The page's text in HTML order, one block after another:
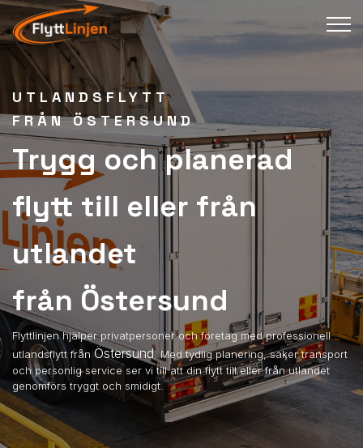
UTLANDSFLYTT
FRÅN ÖSTERSUND
Trygg och planerad
flytt till eller från
utlandet
från Östersund
Flyttlinjen hjälper privatpersoner och företag med professionell
utlandsflytt frånÖstersund. Med tydlig planering, säker transport
och personlig service ser vi till att din flytt till eller från utlandet
genomförs tryggt och smidigt.